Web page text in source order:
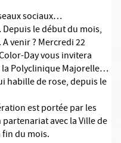
sociaux…
le début du mois,
venir ? Mercredi 22
Day vous invitera
la Polyclinique Majorelle…
habille de rose, depuis le
est portée par les
avec la Ville de
fin du mois.